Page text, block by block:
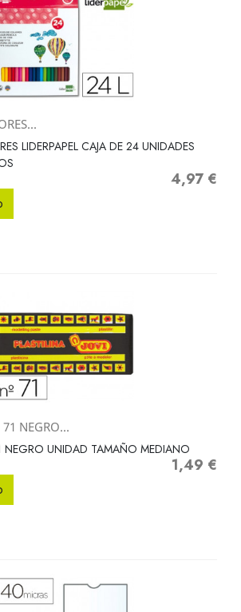
LIDERPAPEL CAJA DE 24 UNIDADES
Precio
4,97 €
NEGRO...
NEGRO UNIDAD TAMAÑO MEDIANO
Precio
1,49 €